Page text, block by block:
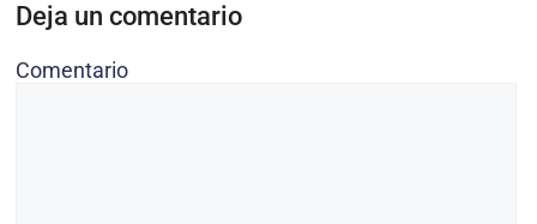
Deja un comentario
Comentario